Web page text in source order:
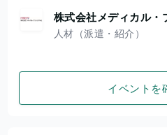
株式会社メディカル・
人材（派遣・紹介）
イベントを